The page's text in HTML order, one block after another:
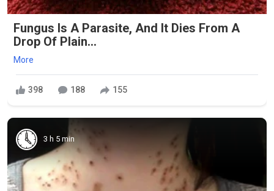
Fungus Is A Parasite, And It Dies From A
Drop Of Plain...
More
398 188 155
3 h 5 min